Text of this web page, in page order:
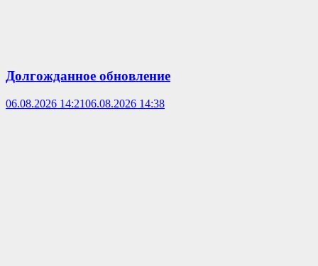
Долгожданное обновление
06.08.2026 14:2106.08.2026 14:38